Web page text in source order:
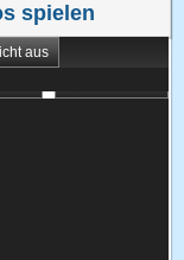
spielen
aus